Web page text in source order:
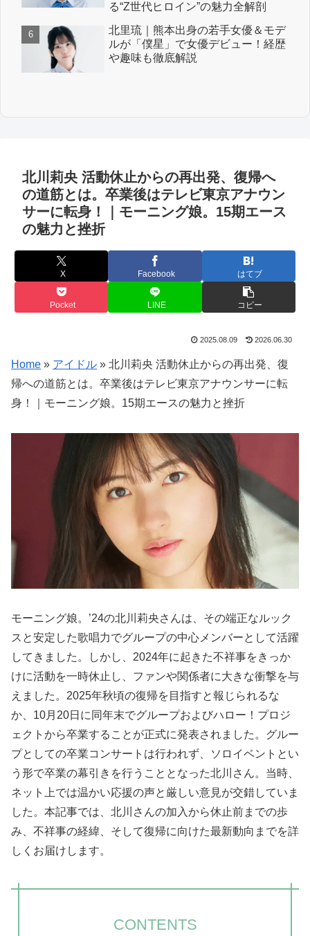
る“Z世代ヒロイン”の魅力全解剖
北里琉｜熊本出身の若手女優＆モデ
ルが「僕星」で女優デビュー！経歴
や趣味も徹底解説
北川莉央 活動休止からの再出発、復帰へ
の道筋とは。卒業後はテレビ東京アナウン
サーに転身！｜モーニング娘。15期エース
の魅力と挫折
X Facebook はてブ
Pocket LINE コピー
2025.08.09 2026.06.30
Home » アイドル » 北川莉央 活動休止からの再出発、復
帰への道筋とは。卒業後はテレビ東京アナウンサーに転
身！｜モーニング娘。15期エースの魅力と挫折
モーニング娘。’24の北川莉央さんは、その端正なルック
スと安定した歌唱力でグループの中心メンバーとして活躍
してきました。しかし、2024年に起きた不祥事をきっか
けに活動を一時休止し、ファンや関係者に大きな衝撃を与
えました。2025年秋頃の復帰を目指すと報じられるな
か、10月20日に同年末でグループおよびハロー！プロジ
ェクトから卒業することが正式に発表されました。グルー
プとしての卒業コンサートは行われず、ソロイベントとい
う形で卒業の幕引きを行うこととなった北川さん。当時、
ネット上では温かい応援の声と厳しい意見が交錯していま
した。本記事では、北川さんの加入から休止前までの歩
み、不祥事の経緯、そして復帰に向けた最新動向までを詳
しくお届けします。
CONTENTS